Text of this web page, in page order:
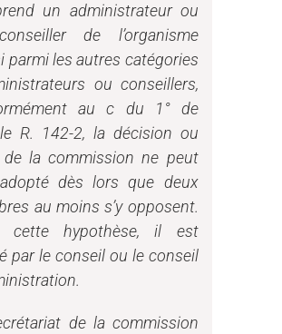
un administrateur ou
de l’organisme
parmi les autres catégories
ou conseillers,
au c du 1° de
R. 142-2, la décision ou
de la commission ne peut
dès lors que deux
au moins s’y opposent.
cette hypothèse, il est
par le conseil ou le conseil
de la commission